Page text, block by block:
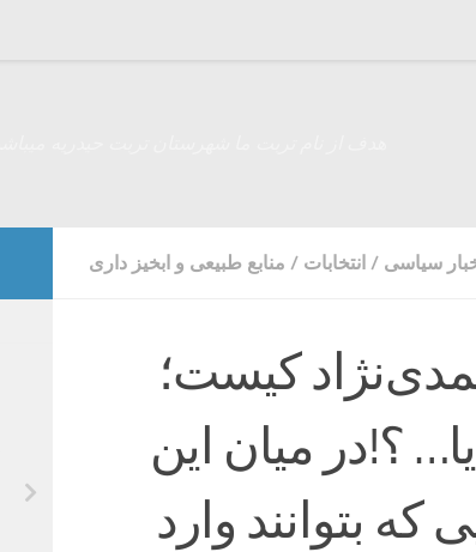
سیاسی / انتخابات / منابع طبیعی و ابخیز داری
کیست؛
؟!در میان این
که بتوانند وارد